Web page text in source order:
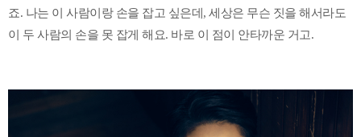
죠. 나는 이 사람이랑 손을 잡고 싶은데, 세상은 무슨 짓을 해서라도
이 두 사람의 손을 못 잡게 해요. 바로 이 점이 안타까운 거고.